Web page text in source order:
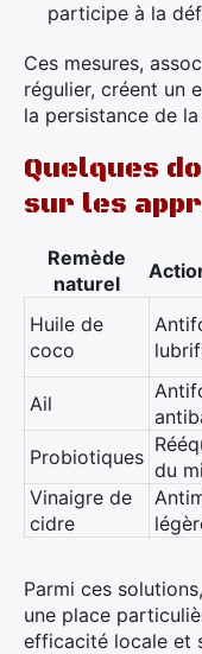
participe à la
Ces mesures,
régulier, créent un
la persistance de
Quelques
sur les
Remède
naturel
Huile de
coco
Ail
Probiotiques
du
Vinaigre de
cidre
Parmi ces
une place
efficacité locale et